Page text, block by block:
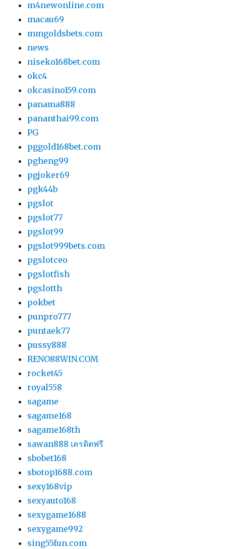
m4newonline.com
macau69
mmgoldsbets.com
news
niseko168bet.com
okc4
okcasino159.com
panama888
pananthai99.com
PG
pggold168bet.com
pgheng99
pgjoker69
pgk44b
pgslot
pgslot77
pgslot99
pgslot999bets.com
pgslotceo
pgslotfish
pgslotth
pokbet
punpro777
puntaek77
pussy888
RENO88WIN.COM
rocket45
royal558
sagame
sagame168
sagame168th
sawan888 เครดิตฟรี
sbobet168
sbotop1688.com
sexy168vip
sexyauto168
sexygame1688
sexygame992
sing55fun.com